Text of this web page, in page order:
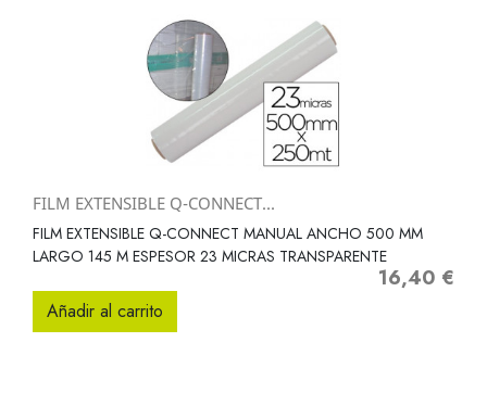
FILM EXTENSIBLE Q-CONNECT...
FILM EXTENSIBLE Q-CONNECT MANUAL ANCHO 500 MM
LARGO 145 M ESPESOR 23 MICRAS TRANSPARENTE
Precio
16,40 €
Añadir al carrito